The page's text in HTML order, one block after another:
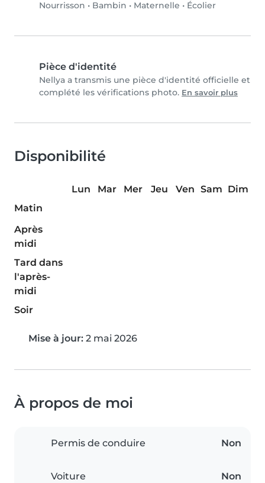
Nourrisson • Bambin • Maternelle • Écolier
Pièce d'identité
Nellya a transmis une pièce d'identité officielle et
complété les vérifications photo. En savoir plus
Disponibilité
Lun Mar Mer Jeu Ven Sam Dim
Matin
Après
midi
Tard dans
l'après-
midi
Soir
Mise à jour: 2 mai 2026
À propos de moi
Permis de conduire Non
Voiture Non